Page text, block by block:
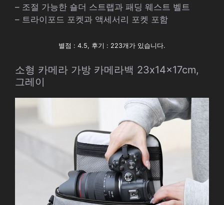
– 조절 가능한 숄더 스트랩과 패딩 웨스트 벨트
– 트라이포드 포켓과 액세서리 포켓 포함
별점 : 4.5, 후기 : 223개가 있습니다.
소형 카메라 가방 카메라백 23x14x17cm,
그레이